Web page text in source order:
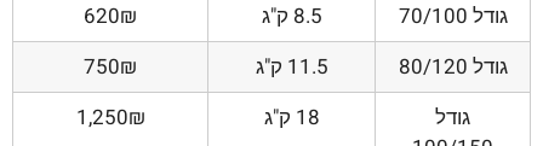
גודל 70/100
8.5 ק"ג
620₪
גודל 80/120
11.5 ק"ג
750₪
גודל
18 ק"ג 1,250₪